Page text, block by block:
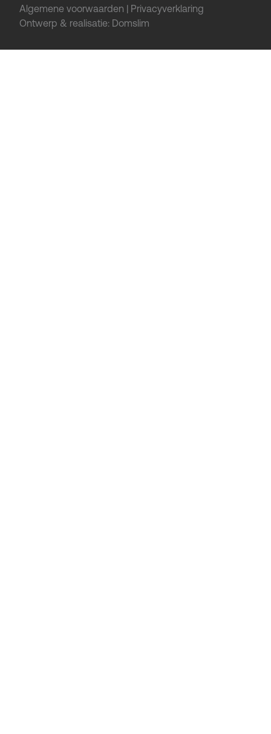
Algemene voorwaarden | Privacyverklaring
Ontwerp & realisatie: Domslim